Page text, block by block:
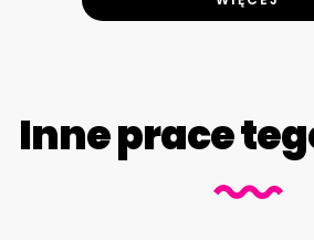
Inne prace